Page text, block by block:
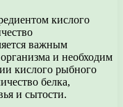
кислого
важным
и необходим
кислого рыбного
белка,
и сытости.